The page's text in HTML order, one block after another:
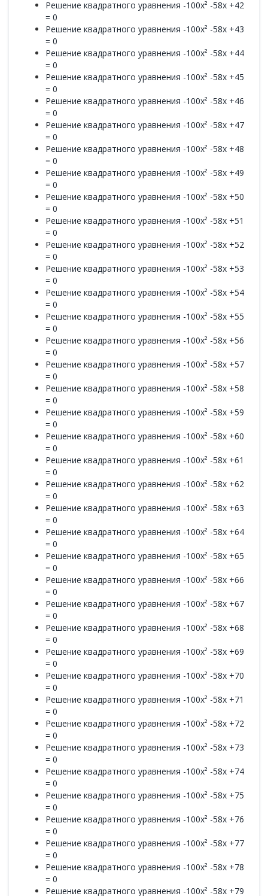
Решение квадратного уравнения -100x² -58x +42
= 0
Решение квадратного уравнения -100x² -58x +43
= 0
Решение квадратного уравнения -100x² -58x +44
= 0
Решение квадратного уравнения -100x² -58x +45
= 0
Решение квадратного уравнения -100x² -58x +46
= 0
Решение квадратного уравнения -100x² -58x +47
= 0
Решение квадратного уравнения -100x² -58x +48
= 0
Решение квадратного уравнения -100x² -58x +49
= 0
Решение квадратного уравнения -100x² -58x +50
= 0
Решение квадратного уравнения -100x² -58x +51
= 0
Решение квадратного уравнения -100x² -58x +52
= 0
Решение квадратного уравнения -100x² -58x +53
= 0
Решение квадратного уравнения -100x² -58x +54
= 0
Решение квадратного уравнения -100x² -58x +55
= 0
Решение квадратного уравнения -100x² -58x +56
= 0
Решение квадратного уравнения -100x² -58x +57
= 0
Решение квадратного уравнения -100x² -58x +58
= 0
Решение квадратного уравнения -100x² -58x +59
= 0
Решение квадратного уравнения -100x² -58x +60
= 0
Решение квадратного уравнения -100x² -58x +61
= 0
Решение квадратного уравнения -100x² -58x +62
= 0
Решение квадратного уравнения -100x² -58x +63
= 0
Решение квадратного уравнения -100x² -58x +64
= 0
Решение квадратного уравнения -100x² -58x +65
= 0
Решение квадратного уравнения -100x² -58x +66
= 0
Решение квадратного уравнения -100x² -58x +67
= 0
Решение квадратного уравнения -100x² -58x +68
= 0
Решение квадратного уравнения -100x² -58x +69
= 0
Решение квадратного уравнения -100x² -58x +70
= 0
Решение квадратного уравнения -100x² -58x +71
= 0
Решение квадратного уравнения -100x² -58x +72
= 0
Решение квадратного уравнения -100x² -58x +73
= 0
Решение квадратного уравнения -100x² -58x +74
= 0
Решение квадратного уравнения -100x² -58x +75
= 0
Решение квадратного уравнения -100x² -58x +76
= 0
Решение квадратного уравнения -100x² -58x +77
= 0
Решение квадратного уравнения -100x² -58x +78
= 0
Решение квадратного уравнения -100x² -58x +79